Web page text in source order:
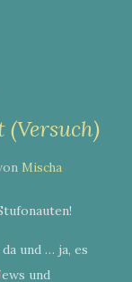
Mischa
und … ja, es
und